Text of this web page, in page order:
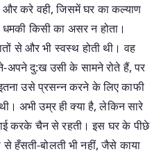
करे वही, जिसमें घर का कल्याण
किसी का असर न होता।
से और भी स्वस्थ होती थी। वह
अपने दु:ख उसी के सामने रोते हैं, पर
उसे प्रसन्न करने के लिए काफी
थी। अभी उम्र ही क्या है, लेकिन सारे
करके चैन से रहती। इस घर के पीछे
हँसती-बोलती भी नहीं, जैसे काया